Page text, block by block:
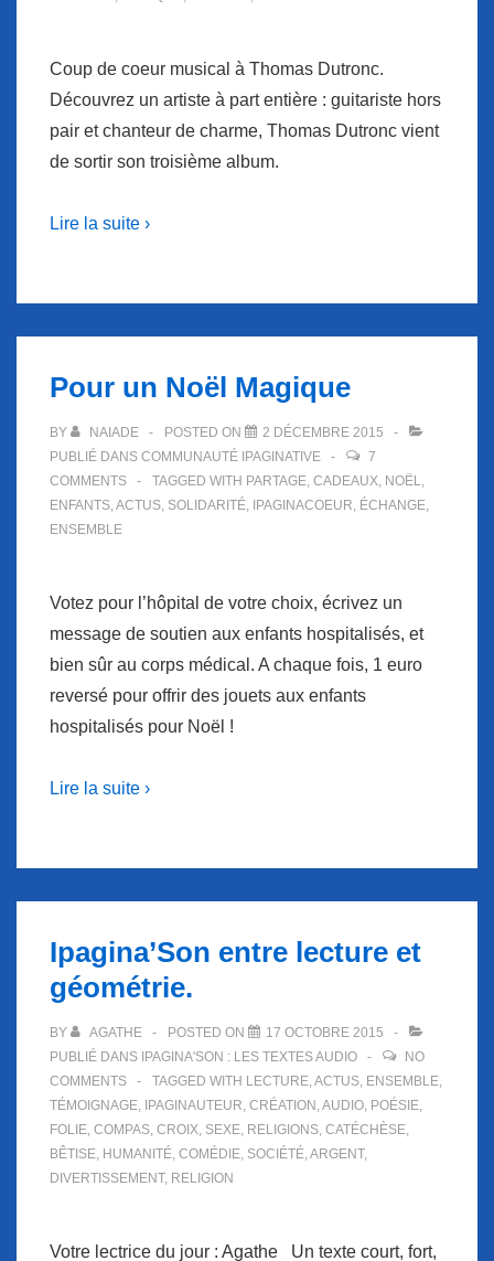
Coup de coeur musical à Thomas Dutronc.
Découvrez un artiste à part entière : guitariste hors
pair et chanteur de charme, Thomas Dutronc vient
de sortir son troisième album.
Lire la suite ›
Pour un Noël Magique
BY NAIADE POSTED ON
2 DÉCEMBRE 2015
PUBLIÉ DANS COMMUNAUTÉ IPAGINATIVE
7
COMMENTS
TAGGED WITH PARTAGE, CADEAUX, NOËL,
ENFANTS,ACTUS, SOLIDARITÉ, IPAGINACOEUR, ÉCHANGE,
ENSEMBLE
Votez pour l’hôpital de votre choix, écrivez un
message de soutien aux enfants hospitalisés, et
bien sûr au corps médical. A chaque fois, 1 euro
reversé pour offrir des jouets aux enfants
hospitalisés pour Noël !
Lire la suite ›
Ipagina’Son entre lecture et
géométrie.
BY AGATHE POSTED ON
17 OCTOBRE 2015
PUBLIÉ DANS IPAGINA'SON : LES TEXTES AUDIO
NO
COMMENTS
TAGGED WITH LECTURE,ACTUS, ENSEMBLE,
TÉMOIGNAGE, IPAGINAUTEUR, CRÉATION ,AUDIO, POÉSIE,
FOLIE, COMPAS, CROIX, SEXE, RELIGIONS, CATÉCHÈSE,
BÊTISE, HUMANITÉ, COMÉDIE, SOCIÉTÉ,ARGENT,
DIVERTISSEMENT, RELIGION
Votre lectrice du jour : Agathe Un texte court, fort,